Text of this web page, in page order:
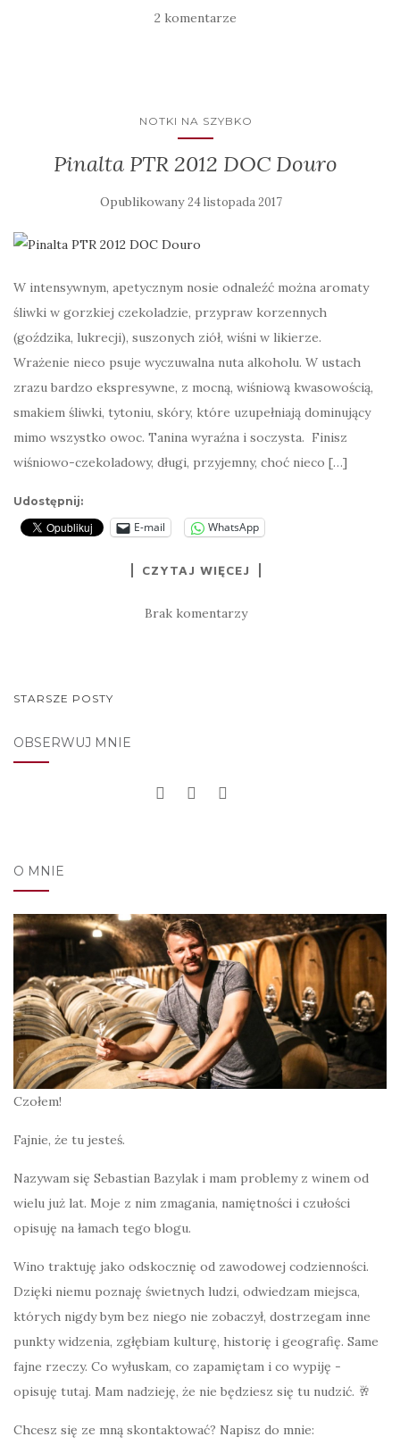
2 komentarze
NOTKI NA SZYBKO
Pinalta PTR 2012 DOC Douro
Opublikowany24 listopada 2017
W intensywnym, apetycznym nosie odnaleźć można aromaty
śliwki w gorzkiej czekoladzie, przypraw korzennych
(goździka, lukrecji), suszonych ziół, wiśni w likierze.
Wrażenie nieco psuje wyczuwalna nuta alkoholu. W ustach
zrazu bardzo ekspresywne, z mocną, wiśniową kwasowością,
smakiem śliwki, tytoniu, skóry, które uzupełniają dominujący
mimo wszystko owoc. Tanina wyraźna i soczysta. Finisz
wiśniowo-czekoladowy, długi, przyjemny, choć nieco […]
Udostępnij:
E-mail WhatsApp
CZYTAJ WIĘCEJ
Brak komentarzy
NAWIGACJA
STARSZE POSTY
OBSERWUJ MNIE
O MNIE
Czołem!
Fajnie, że tu jesteś.
Nazywam się Sebastian Bazylak i mam problemy z winem od
wielu już lat. Moje z nim zmagania, namiętności i czułości
opisuję na łamach tego blogu.
Wino traktuję jako odskocznię od zawodowej codzienności.
Dzięki niemu poznaję świetnych ludzi, odwiedzam miejsca,
których nigdy bym bez niego nie zobaczył, dostrzegam inne
punkty widzenia, zgłębiam kulturę, historię i geografię. Same
fajne rzeczy. Co wyłuskam, co zapamiętam i co wypiję -
opisuję tutaj. Mam nadzieję, że nie będziesz się tu nudzić. 🥂
Chcesz się ze mną skontaktować? Napisz do mnie: